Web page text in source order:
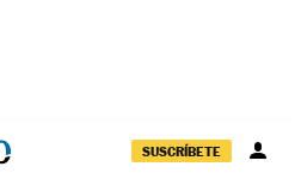
SUSCRÍBETE